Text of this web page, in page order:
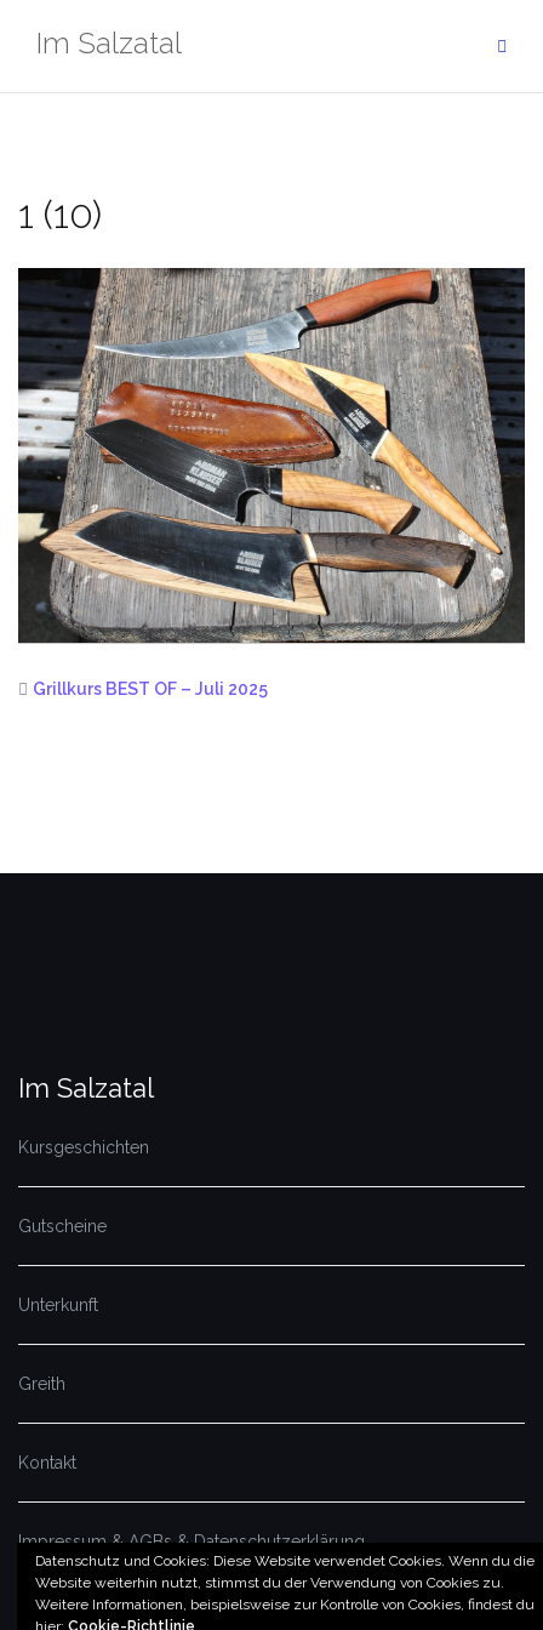
InhaltIm Salzatal
1 (10)
Grillkurs BEST OF – Juli 2025
Datenschutz und Cookies: Diese Website verwendet Cookies. Wenn du die
Website weiterhin nutzt, stimmst du der Verwendung von Cookies zu.
Weitere Informationen, beispielsweise zur Kontrolle von Cookies, findest du
hier: Cookie-Richtlinie
Im Salzatal
Kursgeschichten
Gutscheine
Unterkunft
Greith
Kontakt
Impressum & AGBs & Datenschutzerklärung
© by imSalzatal.at